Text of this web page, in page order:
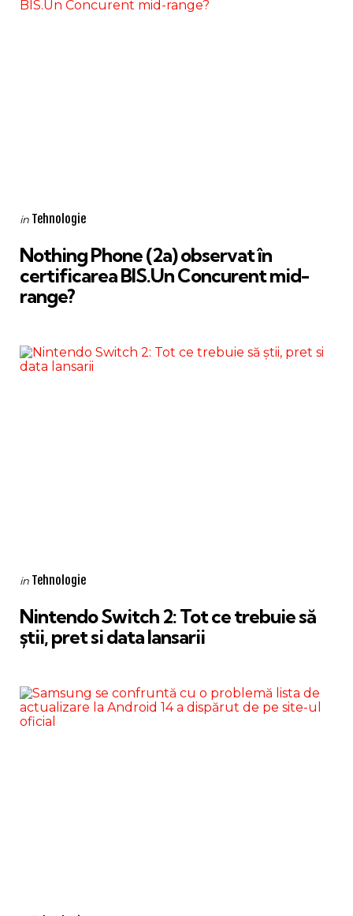
Categories
Posted
in Tehnologie
Nothing Phone (2a) observat în
certificarea BIS.Un Concurent mid-
range?
Categories
Posted
in Tehnologie
Nintendo Switch 2: Tot ce trebuie să
știi, pret si data lansarii